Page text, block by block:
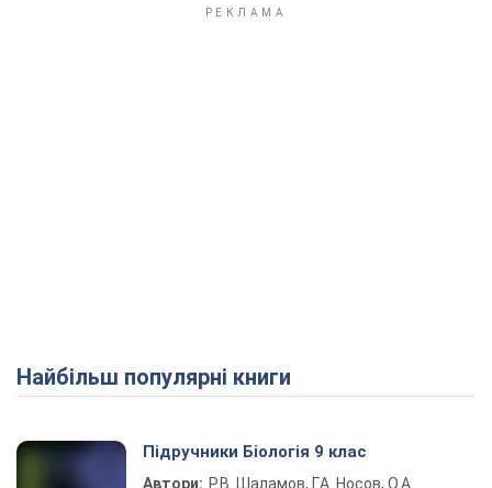
Найбільш популярні книги
Підручники Біологія 9 клас
Автори: Р.В. Шаламов, Г.А. Носов, О.А.